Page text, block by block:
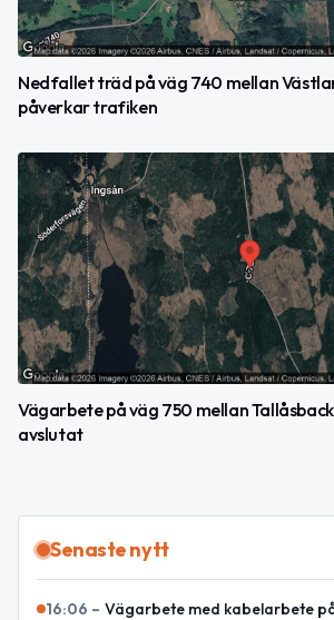
Nedfallet träd på väg 740 mellan
påverkar trafiken
Vägarbete på väg 750 mellan
avslutat
Senaste nytt
16:06 – Vägarbete med kabelarbete